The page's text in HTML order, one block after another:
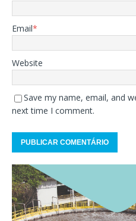
Email*
Website
Save my name, email, and
next time I comment.